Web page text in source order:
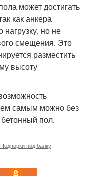
может достигать
как анкера
но не
смещения. Это
разместить
высоту
самым можно без
пол.
Подпорки под балку,